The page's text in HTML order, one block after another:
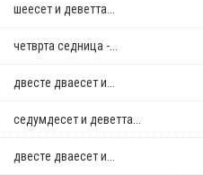
шеесет и деветта...
четврта седница -...
двестe дваесет и...
седумдесет и деветта...
двестe дваесет и...